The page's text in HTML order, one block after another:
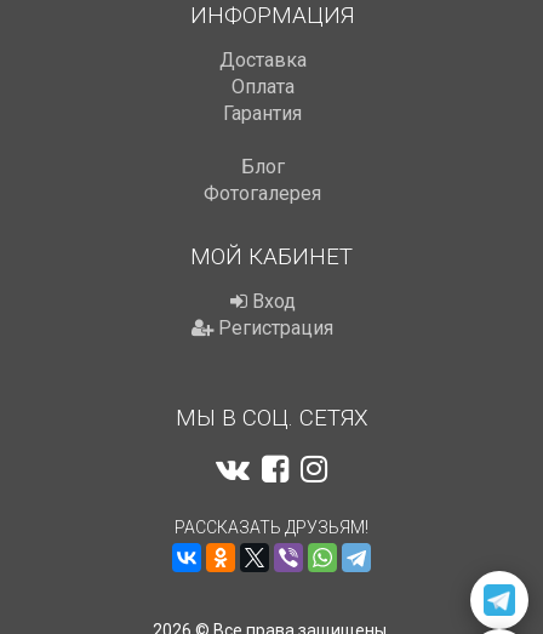
ИНФОРМАЦИЯ
Доставка
Оплата
Гарантия
Блог
Фотогалерея
МОЙ КАБИНЕТ
Вход
Регистрация
МЫ В СОЦ. СЕТЯХ
РАССКАЗАТЬ ДРУЗЬЯМ!